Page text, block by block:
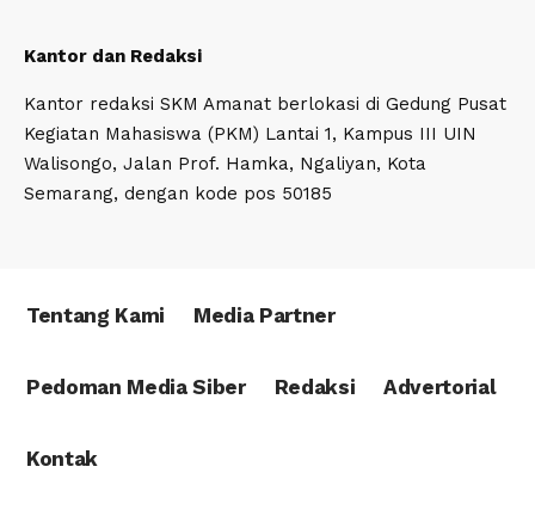
Kantor dan Redaksi
Kantor redaksi SKM Amanat berlokasi di Gedung Pusat
Kegiatan Mahasiswa (PKM) Lantai 1, Kampus III UIN
Walisongo, Jalan Prof. Hamka, Ngaliyan, Kota
Semarang, dengan kode pos 50185
Tentang Kami Media Partner
Pedoman Media Siber Redaksi Advertorial
Kontak